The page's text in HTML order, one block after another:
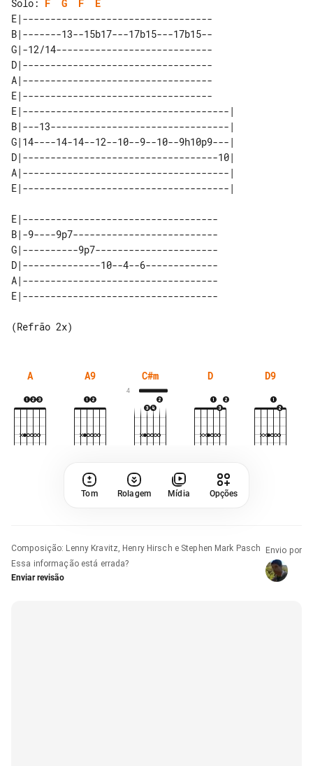
Solo: F G F
E
E|----------------------------------
B|-------13--15b17---17b15---17b15--
G|-12/14----------------------------
D|----------------------------------
A|----------------------------------
E|----------------------------------
E|-------------------------------------|
B|---13--------------------------------|
G|14----14-14--12--10--9--10--9h10p9---|
D|-----------------------------------10|
A|-------------------------------------|
E|-----------------------------------
B|-9----9p7--------------------------
G|----------9p7----------------------
D|--------------10--4--6-------------
A|-----------------------------------
A A9 C#m
4
D D9
Tom Rolagem Mídia Opções
Composição: Lenny Kravitz, Henry Hirsch e Stephen Mark Pasch
Essa informação está errada?
Enviar revisão
Envio por